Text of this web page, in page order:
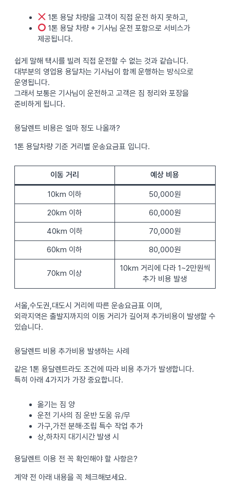
1톤 용달 차량을 고객이 직접 운전 하지 못하고,
1톤 용달 차량 + 기사님 운전 포함으로 서비스가
제공됩니다.
쉽게 말해 택시를 빌려 직접 운전할 수 없는 것과 같습니다.
대부분의 영업용 용달차는 기사님이 함께 운행하는 방식으로
운영됩니다.
그래서 보통은 기사님이 운전하고 고객은 짐 정리와 포장을
준비하게 됩니다.
용달렌트 비용은 얼마 정도 나올까?
1톤 용달차량 기준 거리별 운송요금표 입니다.
이동 거리 예상 비용
10km 이하
50,000원
20km 이하
60,000원
40km 이하
70,000원
60km 이하
80,000원
70km 이상
10km 거리에 다라 1~2만원씩
추가 비용 발생
서울,수도권,대도시 거리에 따른 운송요금표 이며,
외곽지역은 출발지까지의 이동 거리가 길어져 추가비용이 발생할 수
있습니다.
용달렌트 비용 추가비용 발생하는 사례
같은 1톤 용달렌트라도 조건에 따라 비용 추가가 발생합니다.
특히 아래 4가지가 가장 중요합니다.
옮기는 짐 양
운전 기사의 짐 운반 도움 유/무
가구,가전 분해·조립 특수 작업 추가
상,하차지 대기시간 발생 시
용달렌트 이용 전 꼭 확인해야 할 사항은?
계약 전 아래 내용을 꼭 체크해보세요.